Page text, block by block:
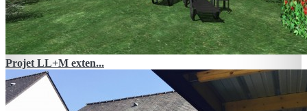
Projet LL+M exten...